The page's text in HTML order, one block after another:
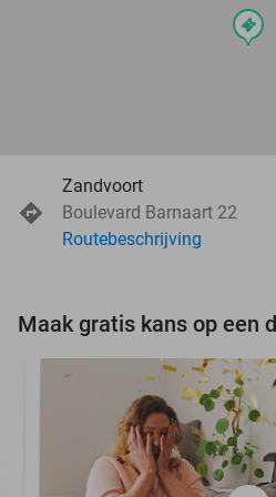
events
Zandvoort
Boulevard Barnaart 22
Routebeschrijving